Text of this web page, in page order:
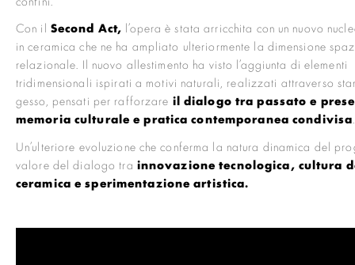
Con il Second Act, l’opera è stata arricchita con un nuovo
in ceramica che ne ha ampliato ulteriormente la dimensione
relazionale. Il nuovo allestimento ha visto l’aggiunta di elementi
tridimensionali ispirati a motivi naturali, realizzati attraverso
gesso, pensati per rafforzare il dialogo tra passato e
memoria culturale e pratica contemporanea condivisa.
Un’ulteriore evoluzione che conferma la natura dinamica del
valore del dialogo tra innovazione tecnologica, cultura
ceramica e sperimentazione artistica.